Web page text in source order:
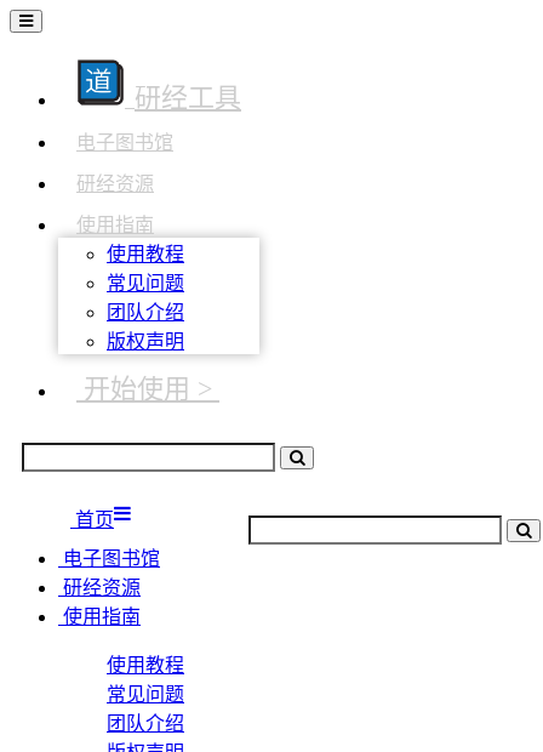
研经工具
电子图书馆
研经资源
使用指南
使用教程
常见问题
团队介绍
版权声明
开始使用 >
首页
电子图书馆
研经资源
使用指南
使用教程
常见问题
团队介绍